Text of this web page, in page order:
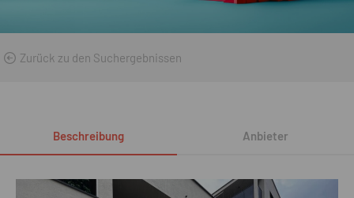
Zurück zu den Suchergebnissen
Beschreibung Anbieter